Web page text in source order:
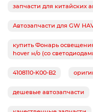
запчасти для китайских
Автозапчасти для GW
купить Фонарь
hover н/о (со
4108110-K00-B2
дешевые автозапчасти